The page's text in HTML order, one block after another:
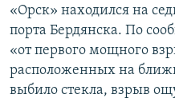
«Орск» находился на
порта Бердянска. По
«от первого мощного
расположенных на
выбило стекла, взрыв